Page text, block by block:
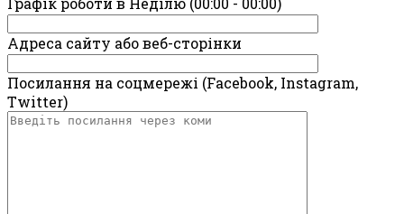
Адреса сайту або веб-сторінки
Посилання на соцмережі (Facebook, Instagram,
Twitter)